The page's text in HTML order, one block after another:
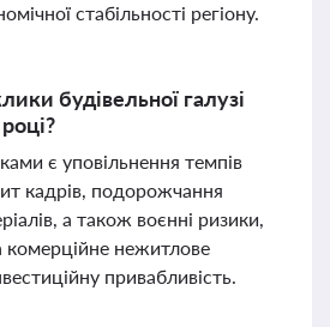
стабільності регіону.
будівельної галузі
є уповільнення темпів
кадрів, подорожчання
а також воєнні ризики,
нежитлове
привабливість.